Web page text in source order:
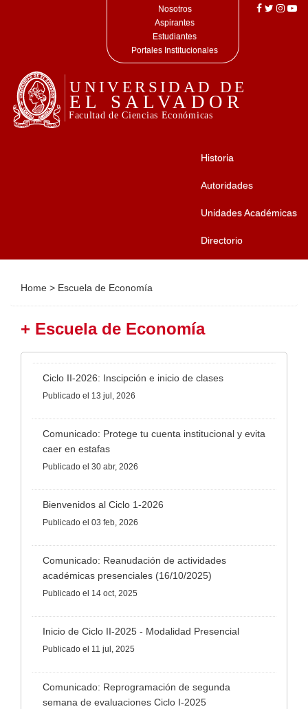
Nosotros
Aspirantes
Estudiantes
Portales Institucionales
Historia
Autoridades
Unidades Académicas
Directorio
Home > Escuela de Economía
+ Escuela de Economía
Ciclo II-2026: Inscipción e inicio de clases
Publicado el 13 jul, 2026
Comunicado: Protege tu cuenta institucional y evita
caer en estafas
Publicado el 30 abr, 2026
Bienvenidos al Ciclo 1-2026
Publicado el 03 feb, 2026
Comunicado: Reanudación de actividades
académicas presenciales (16/10/2025)
Publicado el 14 oct, 2025
Inicio de Ciclo II-2025 - Modalidad Presencial
Publicado el 11 jul, 2025
Comunicado: Reprogramación de segunda
semana de evaluaciones Ciclo I-2025